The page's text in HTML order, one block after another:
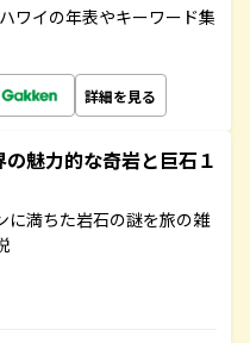
ワイの年表やキーワード集
詳細を見る
魅力的な奇岩と巨石１
に満ちた岩石の謎を旅の雑